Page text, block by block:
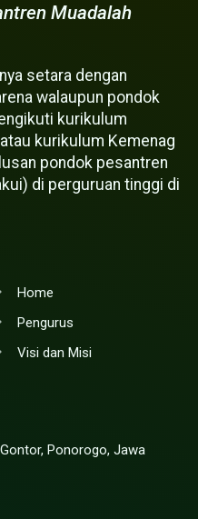
Muadalah
setara dengan
walaupun pondok
kurikulum
kurikulum Kemenag
pondok pesantren
di perguruan tinggi di
Home
Pengurus
Visi dan Misi
Ponorogo, Jawa